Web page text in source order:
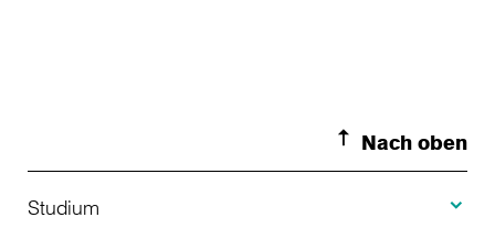
Nach oben
Studium